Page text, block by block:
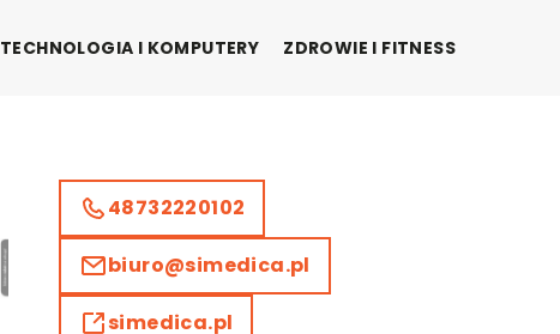
TECHNOLOGIA I KOMPUTERY ZDROWIE I FITNESS
48732220102
biuro@simedica.pl
simedica.pl